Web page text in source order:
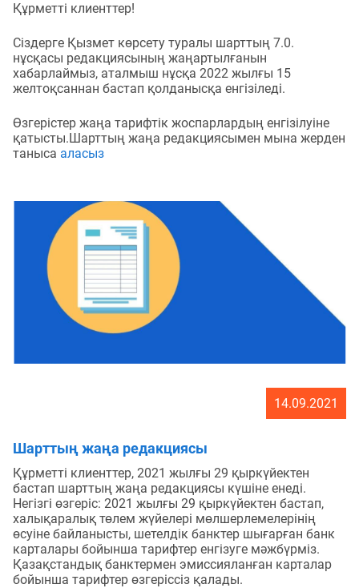
Құрметті клиенттер!
Сіздерге Қызмет көрсету туралы шарттың 7.0.
нұсқасы редакциясының жаңартылғанын
хабарлаймыз, аталмыш нұсқа 2022 жылғы 15
желтоқсаннан бастап қолданысқа енгізіледі.
Өзгерістер жаңа тарифтік жоспарлардың енгізілуіне
қатысты.Шарттың жаңа редакциясымен мына жерден
таныса аласыз
14.09.2021
Шарттың жаңа редакциясы
Құрметті клиенттер, 2021 жылғы 29 қыркүйектен
бастап шарттың жаңа редакциясы күшіне енеді.
Негізгі өзгеріс: 2021 жылғы 29 қыркүйектен бастап,
халықаралық төлем жүйелері мөлшерлемелерінің
өсуіне байланысты, шетелдік банктер шығарған банк
карталары бойынша тарифтер енгізуге мәжбүрміз.
Қазақстандық банктермен эмиссияланған карталар
бойынша тарифтер өзгеріссіз қалады.